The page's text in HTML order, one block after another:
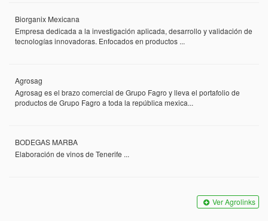
Biorganix Mexicana
Empresa dedicada a la investigación aplicada, desarrollo y validación de
tecnologías innovadoras. Enfocados en productos ...
Agrosag
Agrosag es el brazo comercial de Grupo Fagro y lleva el portafolio de
productos de Grupo Fagro a toda la república mexica...
BODEGAS MARBA
Elaboración de vinos de Tenerife ...
Ver Agrolinks